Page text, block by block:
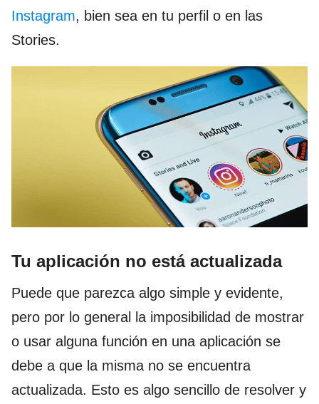
Instagram, bien sea en tu perfil o en las
Stories.
Tu aplicación no está actualizada
Puede que parezca algo simple y evidente,
pero por lo general la imposibilidad de mostrar
o usar alguna función en una aplicación se
debe a que la misma no se encuentra
actualizada. Esto es algo sencillo de resolver y